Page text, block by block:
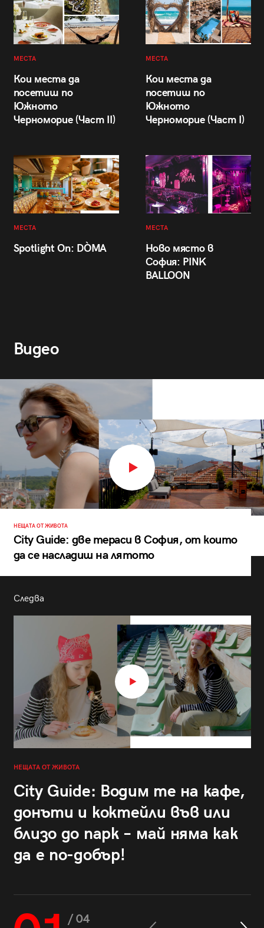
МЕСТА
Кои места да
посетиш по
Южното
Черноморие (Част II)
МЕСТА
Кои места да
посетиш по
Южното
Черноморие (Част I)
МЕСТА
Spotlight On: DÒMA
МЕСТА
Ново място в
София: PINK
BALLOON
Видео
НЕЩАТА ОТ ЖИВОТА
City Guide: две тераси в София, от които
да се насладиш на лятото
Следва
НЕЩАТА ОТ ЖИВОТА
City Guide: Водим те на кафе,
донъти и коктейли във или
близо до парк – май няма как
да е по-добър!
/ 04